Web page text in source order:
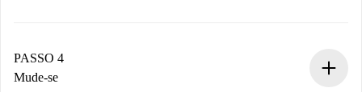
proprietário.
Se recusada: não cobraremos nada e ofereceremos
PASSO 4
Mude-se